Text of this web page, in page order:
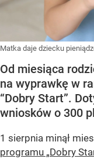
Matka daje dziecku
Od miesiąca
na wyprawkę w
“Dobry Start”.
wniosków o 300
1 sierpnia minął
programu „Dobry